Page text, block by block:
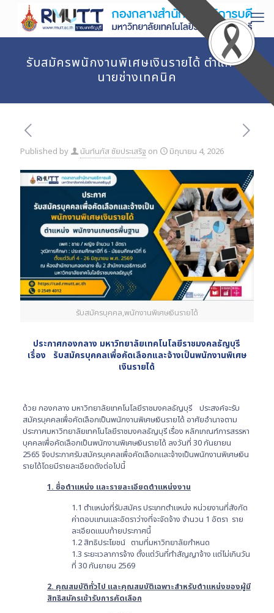
รับสมัครพนักงานพิเศษเงินรายได้ ตำแหน่ง
นายช่างเทคนิค
Published by นันท์นภัส ชัยประเสริฐ on มิถุนายน 4, 2026
รับสมัครบุคคล,พนักงานพิเศษเงินรายได้
ประกาศกองกลาง มหาวิทยาลัยเทคโนโลยีราชมงคลธัญบุรี
เรื่อง รับสมัครบุคคลเพื่อคัดเลือกและจ้างเป็นพนักงานพิเศษ
เงินรายได้
ด้วย กองกลาง มหาวิทยาลัยเทคโนโลยีราชมงคลธัญบุรี ประสงค์จะรับ
สมัครบุคคลเพื่อคัดเลือกเป็นพนักงานพิเศษเงินรายได้ อาศัยอำนาจตาม
ประกาศมหาวิทยาลัยเทคโนโลยีราชมงคลธัญบุรี เรื่อง หลักเกณฑ์การสรรหา
บุคคลเพื่อคัดเลือกเป็นพนักงานพิเศษเงินรายได้ ลงวันที่ 30 กันยายน
2565 จึงประกาศรับสมัครบุคคลเพื่อคัดเลือกและจ้างเป็นพนักงานพิเศษเงิน
รายได้โดยมีรายละเอียดดังต่อไปนี้
1. ชื่อตำแหน่ง และรายละเอียดตำแหน่งงาน
1.1 ตำแหน่งที่รับสมัคร ประเภทตำแหน่ง หน่วยงานที่สังกัด
ค่าตอบแทนและอัตราว่างที่จะจัดจ้าง จำนวน 1 อัตรา ราย
ละเอียดแนบท้ายประกาศนี้
1.2 สิทธิประโยชน์ ตามที่มหาวิทยาลัยกำหนด
1.3 ระยะเวลาการจ้าง ตั้งแต่วันที่ทำสัญญาจ้าง แต่ไม่เกินวัน
ที่ 30 กันยายน 2569
2. คุณสมบัติทั่วไป และคุณสมบัติเฉพาะสำหรับตำแหน่งของผู้มี
สิทธิสมัครเข้ารับการคัดเลือก